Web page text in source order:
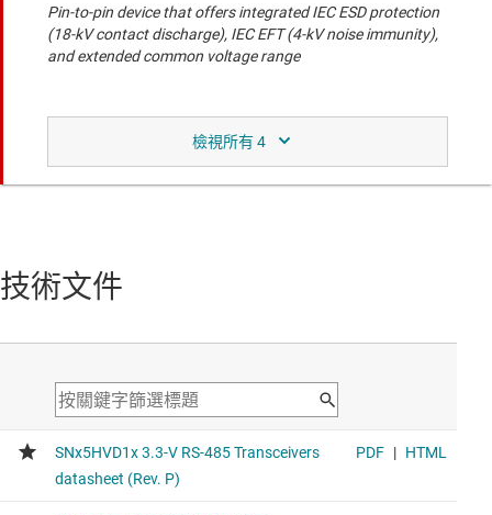
Pin-to-pin device that offers integrated IEC ESD protection
(18-kV contact discharge), IEC EFT (4-kV noise immunity),
and extended common voltage range
具有突波防護功能的 3.3V 至 5V RS-485 收發器
Pin-to-pin device that offers integrated IEC surge (2.5-kV),
IEC ESD protection (8-kV contact discharge), IEC EFT (4-kV
採用小型封裝選項且具 ±12-kV IEC ESD 保護的 3.3-V 至 5-
common voltage range
技術文件